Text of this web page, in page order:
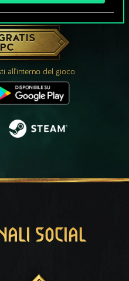
A GWENT?
all'interno del gioco.
SOCIAL